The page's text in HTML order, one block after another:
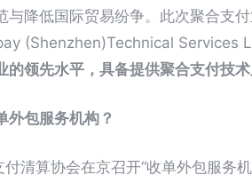
与降低国际贸易纷争。此次聚合支
(Shenzhen)Technical Services
的领先水平，具备提供聚合支付技
外包服务机构？
清算协会在京召开“收单外包服务